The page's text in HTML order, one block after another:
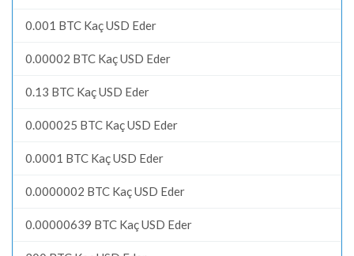
0.001 BTC Kaç USD Eder
0.00002 BTC Kaç USD Eder
0.13 BTC Kaç USD Eder
0.000025 BTC Kaç USD Eder
0.0001 BTC Kaç USD Eder
0.0000002 BTC Kaç USD Eder
0.00000639 BTC Kaç USD Eder